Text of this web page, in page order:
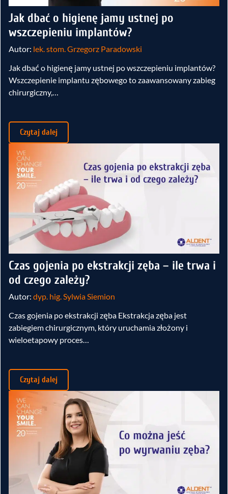
Jak dbać o higienę jamy ustnej po
wszczepieniu implantów?
Autor: lek. stom. Grzegorz Paradowski
Jak dbać o higienę jamy ustnej po wszczepieniu implantów?
Wszczepienie implantu zębowego to zaawansowany zabieg
chirurgiczny,…
Czytaj dalej
Czas gojenia po ekstrakcji zęba – ile trwa i
od czego zależy?
Autor: dyp. hig. Sylwia Siemion
Czas gojenia po ekstrakcji zęba Ekstrakcja zęba jest
zabiegiem chirurgicznym, który uruchamia złożony i
wieloetapowy proces…
Czytaj dalej